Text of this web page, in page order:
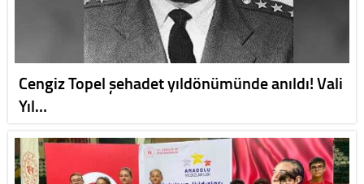
Cengiz Topel şehadet yıldönümünde anıldı! Vali
Yıl…